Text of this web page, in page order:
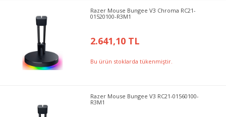
Razer Mouse Bungee V3 Chroma RC21-
01520100-R3M1
2.641,10 TL
Bu ürün stoklarda tükenmiştir.
Razer Mouse Bungee V3 RC21-01560100-
R3M1